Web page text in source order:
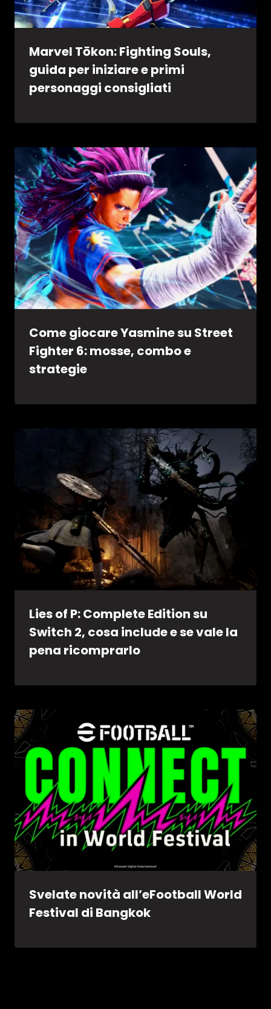
Marvel Tōkon: Fighting Souls,
guida per iniziare e primi
personaggi consigliati
Come giocare Yasmine su Street
Fighter 6: mosse, combo e
strategie
Lies of P: Complete Edition su
Switch 2, cosa include e se vale la
pena ricomprarlo
Svelate novità all’eFootball World
Festival di Bangkok